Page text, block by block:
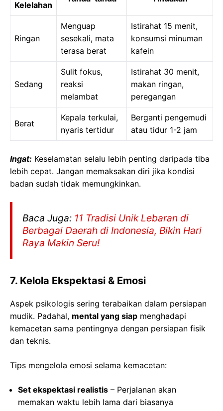
Kelelahan
Ringan
Menguap
sesekali, mata
terasa berat
Istirahat 15 menit,
konsumsi minuman
kafein
Sedang
Sulit fokus,
reaksi
melambat
Istirahat 30 menit,
makan ringan,
peregangan
Berat
Kepala terkulai,
nyaris tertidur
Berganti pengemudi
atau tidur 1-2 jam
Ingat: Keselamatan selalu lebih penting daripada tiba
lebih cepat. Jangan memaksakan diri jika kondisi
badan sudah tidak memungkinkan.
Baca Juga: 11 Tradisi Unik Lebaran di
Berbagai Daerah di Indonesia, Bikin Hari
Raya Makin Seru!
7. Kelola Ekspektasi & Emosi
Aspek psikologis sering terabaikan dalam persiapan
mudik. Padahal, mental yang siap menghadapi
kemacetan sama pentingnya dengan persiapan fisik
dan teknis.
Tips mengelola emosi selama kemacetan:
Set ekspektasi realistis – Perjalanan akan
memakan waktu lebih lama dari biasanya